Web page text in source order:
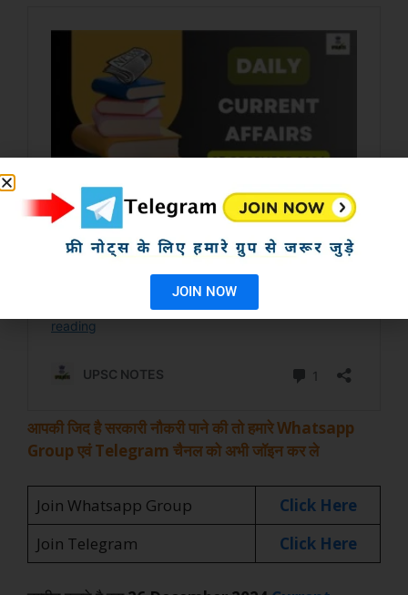
आपकी जिद है सरकारी नौकरी पाने की तो हमारे Whatsapp
Group एवं Telegram चैनल को अभी जॉइन कर ले
Join Whatsapp Group
Click Here
Join Telegram
Click Here
JOIN NOW